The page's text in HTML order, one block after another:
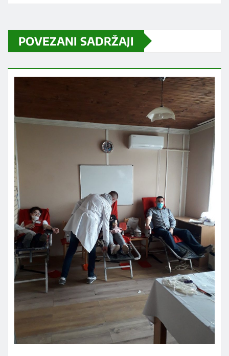
POVEZANI SADRŽAJI